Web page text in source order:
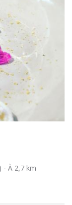
- À 2,7 km